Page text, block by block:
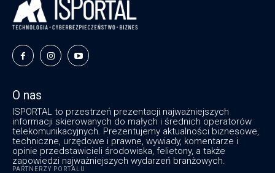
O nas
ISPORTAL to przestrzeń prezentacji najważniejszych
informacji skierowanych do małych i średnich operatorów
telekomunikacyjnych. Prezentujemy aktualności biznesowe,
techniczne, urzędowe i prawne, wywiady, komentarze i
opinie przedstawicieli środowiska, felietony, a także
zapowiedzi najważniejszych wydarzeń branżowych.
PARTNERZY PORTALU